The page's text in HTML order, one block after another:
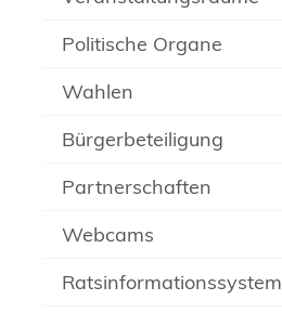
Politische Organe
Wahlen
Bürgerbeteiligung
Partnerschaften
Webcams
Ratsinformationssystem